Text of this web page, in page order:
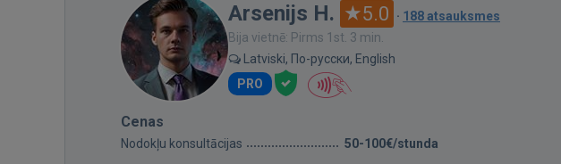
Arsenijs H. 5.0 · 188 atsauksmes
Bija vietnē: Pirms 1st. 3 min.
Latviski, По-русски, English
PRO
Cenas
Nodokļu konsultācijas 50-100€/stunda